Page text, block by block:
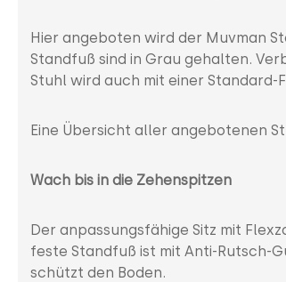
Hier angeboten wird der Muvman
Standfuß sind in Grau gehalten.
Stuhl wird auch mit einer Standard-
Eine Übersicht aller angebotenen
Wach bis in die Zehenspitzen
Der anpassungsfähige Sitz mit
feste Standfuß ist mit Anti-Rutsch-
schützt den Boden.